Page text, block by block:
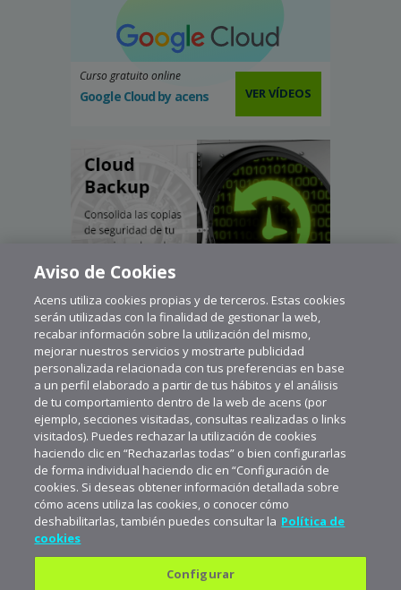
Curso gratuito online
Google Cloud by acens VER VÍDEOS
Aviso de Cookies
Acens utiliza cookies propias y de terceros. Estas cookies
serán utilizadas con la finalidad de gestionar la web,
recabar información sobre la utilización del mismo,
mejorar nuestros servicios y mostrarte publicidad
personalizada relacionada con tus preferencias en base
a un perfil elaborado a partir de tus hábitos y el análisis
de tu comportamiento dentro de la web de acens (por
ejemplo, secciones visitadas, consultas realizadas o links
visitados). Puedes rechazar la utilización de cookies
haciendo clic en “Rechazarlas todas” o bien configurarlas
de forma individual haciendo clic en “Configuración de
cookies. Si deseas obtener información detallada sobre
cómo acens utiliza las cookies, o conocer cómo
deshabilitarlas, también puedes consultar la Política de
cookies
Configurar